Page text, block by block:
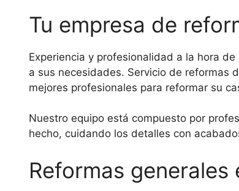
Tu empresa de
Experiencia y profesionalidad a la hora
a sus necesidades. Servicio de reformas
mejores profesionales para reformar su
Nuestro equipo está compuesto por
hecho, cuidando los detalles con
Reformas generales